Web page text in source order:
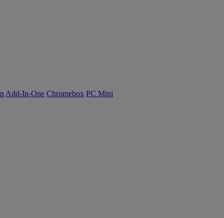
Add-In-One Chromebox PC Mini